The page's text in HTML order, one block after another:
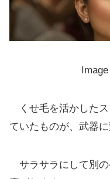
くせ毛を活かしたス
ていたものが、武器に
サラサラにして別の